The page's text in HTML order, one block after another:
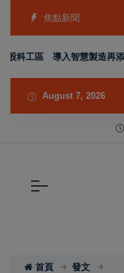
焦點新聞
工區 導入智慧製造再添60
August 7, 2026
首頁
發文